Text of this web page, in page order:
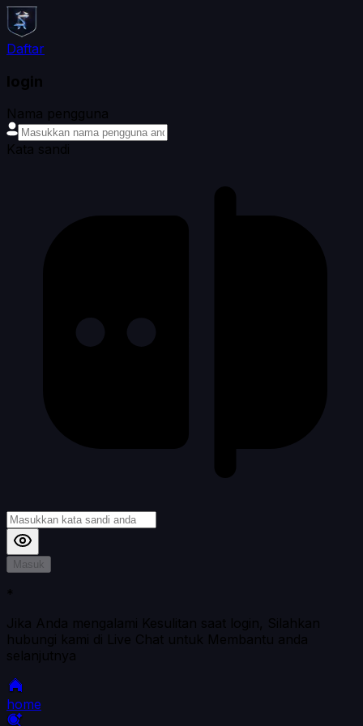
Daftar
login
Nama pengguna
Kata sandi
Masuk
*
Jika Anda mengalami Kesulitan saat login, Silahkan
hubungi kami di Live Chat untuk Membantu anda
selanjutnya
home